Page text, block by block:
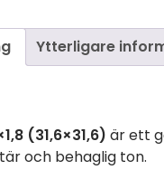
Ytterligare
(31,6×31,6) är ett
och behaglig ton.